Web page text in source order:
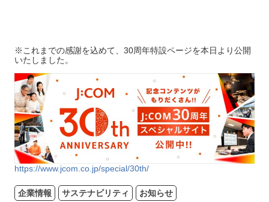
※これまでの感謝を込めて、30周年特設ページを本日より公開
いたしました。
https://www.jcom.co.jp/special/30th/
企業情報 サステナビリティ お知らせ